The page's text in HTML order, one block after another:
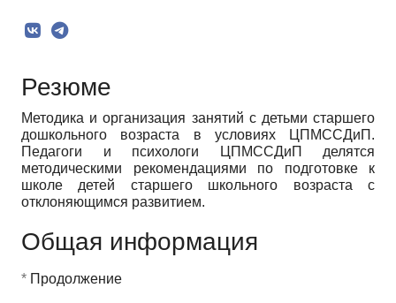
Резюме
Методика и организация занятий с детьми старшего
дошкольного возраста в условиях ЦПМССДиП.
Педагоги и психологи ЦПМССДиП делятся
методическими рекомендациями по подготовке к
школе детей старшего школьного возраста с
отклоняющимся развитием.
Общая информация
* Продолжение